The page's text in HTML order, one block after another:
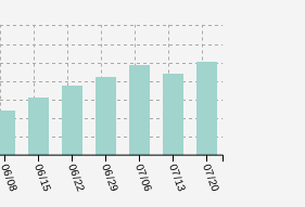
06/08 06/15 06/22 06/29 07/06 07/13 07/20